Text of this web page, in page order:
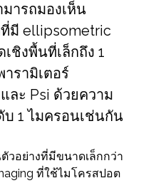
ารถมองเห็น
มี ellipsometric
ชิงพื้นที่เล็กถึง 1
รามิเตอร์
ละ Psi ด้วยความ
บ 1 ไมครอนเช่นกัน
วอย่างที่มีขนาดเล็กกว่า
ที่ใช้ไมโครสปอต